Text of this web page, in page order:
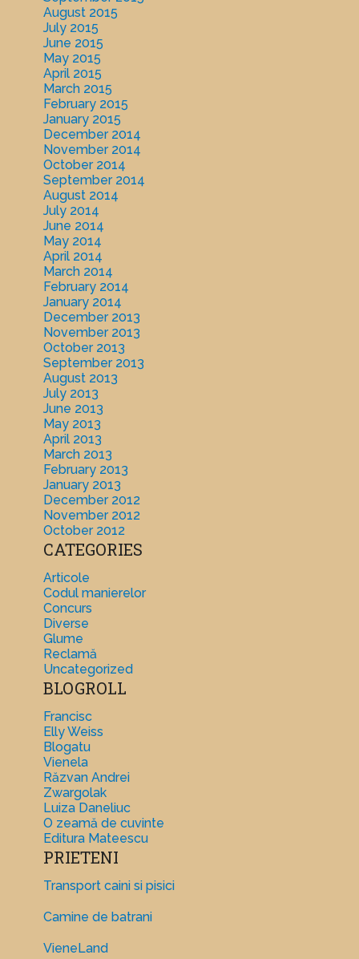
August 2015
July 2015
June 2015
May 2015
April 2015
March 2015
February 2015
January 2015
December 2014
November 2014
October 2014
September 2014
August 2014
July 2014
June 2014
May 2014
April 2014
March 2014
February 2014
January 2014
December 2013
November 2013
October 2013
September 2013
August 2013
July 2013
June 2013
May 2013
April 2013
March 2013
February 2013
January 2013
December 2012
November 2012
October 2012
CATEGORIES
Articole
Codul manierelor
Concurs
Diverse
Glume
Reclamă
Uncategorized
BLOGROLL
Francisc
Elly Weiss
Blogatu
Vienela
Răzvan Andrei
Zwargolak
Luiza Daneliuc
O zeamă de cuvinte
Editura Mateescu
PRIETENI
Transport caini si pisici
Camine de batrani
VieneLand